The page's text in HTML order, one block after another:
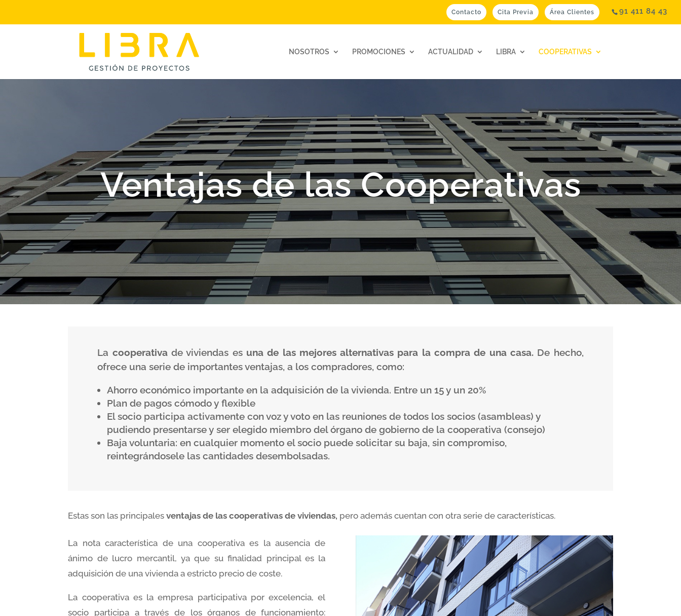
91 411 84 43
Contacto Cita Previa Área Clientes
NOSOTROS PROMOCIONES ACTUALIDAD LIBRA COOPERATIVAS
Ventajas de las Cooperativas
La cooperativade viviendas es una de las mejores alternativas para la compra de una casa. De hecho,
ofrece una serie de importantes ventajas, a los compradores, como:
Ahorro económico importante en la adquisición de la vivienda. Entre un 15 y un 20%
Plan de pagos cómodo y flexible
El socio participa activamente con voz y voto en las reuniones de todos los socios (asambleas) y
pudiendo presentarse y ser elegido miembro del órgano de gobierno de la cooperativa (consejo)
Baja voluntaria: en cualquier momento el socio puede solicitar su baja, sin compromiso,
reintegrándosele las cantidades desembolsadas.
Estas son las principalesventajas de las cooperativas de viviendas, pero además cuentan con otra serie de características.
La nota característica de una cooperativa es la ausencia de
ánimo de lucro mercantil, ya que su finalidad principal es la
adquisición de una vivienda a estricto precio de coste.
La cooperativa es la empresa participativa por excelencia, el
socio participa a través de los órganos de funcionamiento: